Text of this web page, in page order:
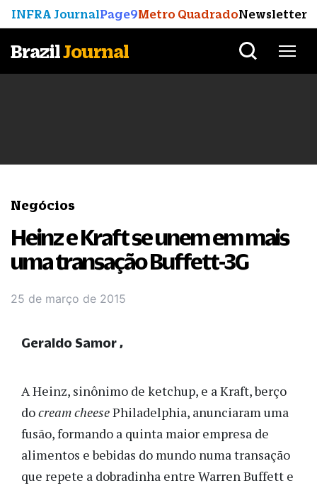
INFRA JournalPage9Metro QuadradoNewsletter
BrazilJournal
Negócios
Heinz e Kraft se unem em mais
uma transação Buffett-3G
25 de março de 2015
A Heinz, sinônimo de ketchup, e a Kraft, berço
docream cheesePhiladelphia, anunciaram uma
fusão, formando a quinta maior empresa de
alimentos e bebidas do mundo numa transação
que repete a dobradinha entre Warren Buffett e
Geraldo Samor